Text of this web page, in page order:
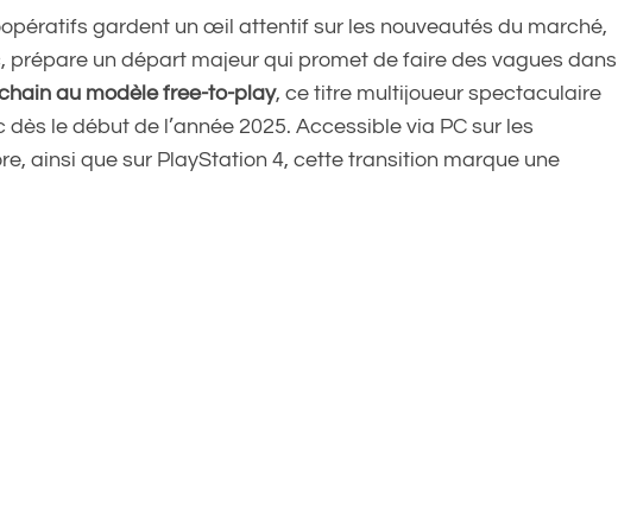
gardent un œil attentif sur les nouveautés du marché,
un départ majeur qui promet de faire des vagues dans
au modèle free-to-play, ce titre multijoueur spectaculaire
le début de l’année 2025. Accessible via PC sur les
ainsi que sur PlayStation 4, cette transition marque une